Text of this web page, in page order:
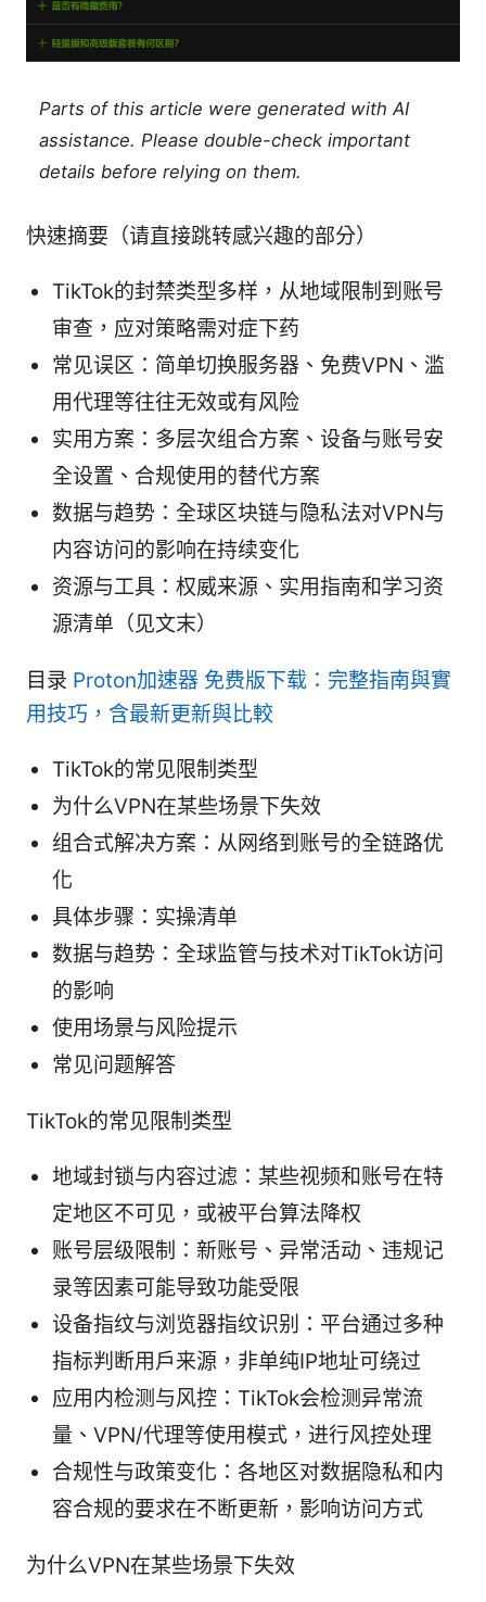
Parts of this article were generated with AI
assistance. Please double-check important
details before relying on them.
快速摘要（请直接跳转感兴趣的部分）
TikTok的封禁类型多样，从地域限制到账号
审查，应对策略需对症下药
常见误区：简单切换服务器、免费VPN、滥
用代理等往往无效或有风险
实用方案：多层次组合方案、设备与账号安
全设置、合规使用的替代方案
数据与趋势：全球区块链与隐私法对VPN与
内容访问的影响在持续变化
资源与工具：权威来源、实用指南和学习资
源清单（见文末）
目录 Proton加速器 免费版下载：完整指南與實
用技巧，含最新更新與比較
TikTok的常见限制类型
为什么VPN在某些场景下失效
组合式解决方案：从网络到账号的全链路优
化
具体步骤：实操清单
数据与趋势：全球监管与技术对TikTok访问
的影响
使用场景与风险提示
常见问题解答
TikTok的常见限制类型
地域封锁与内容过滤：某些视频和账号在特
定地区不可见，或被平台算法降权
账号层级限制：新账号、异常活动、违规记
录等因素可能导致功能受限
设备指纹与浏览器指纹识别：平台通过多种
指标判断用户来源，非单纯IP地址可绕过
应用内检测与风控：TikTok会检测异常流
量、VPN/代理等使用模式，进行风控处理
合规性与政策变化：各地区对数据隐私和内
容合规的要求在不断更新，影响访问方式
为什么VPN在某些场景下失效